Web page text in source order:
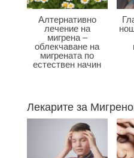
Алтернативно
лечение на
мигрена –
облекчаване на
мигрената по
естествен начин
Лекарите за